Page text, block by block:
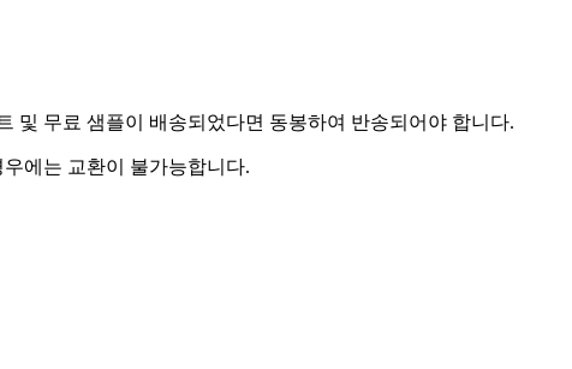
및 무료 샘플이 배송되었다면 동봉하여 반송되어야 합니다.
에는 교환이 불가능합니다.